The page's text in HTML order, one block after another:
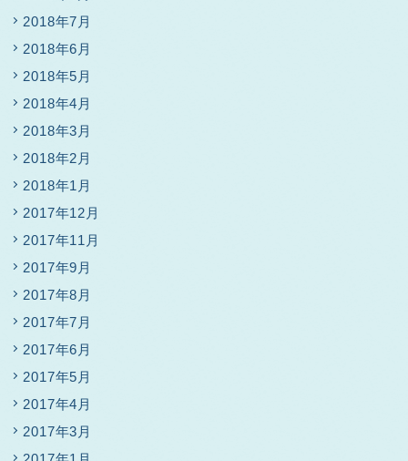
2018年7月
2018年6月
2018年5月
2018年4月
2018年3月
2018年2月
2018年1月
2017年12月
2017年11月
2017年9月
2017年8月
2017年7月
2017年6月
2017年5月
2017年4月
2017年3月